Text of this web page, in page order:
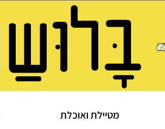
מטיילת ואוכלת